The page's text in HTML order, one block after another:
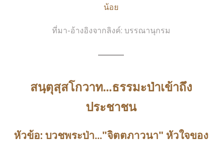
น้อย
ที่มา-อ้างอิงจากลิงค์: บรรณานุกรม
สนฺตุสฺสโกวาท...ธรรมะป่าเข้าถึง
ประชาชน
หัวข้อ: บวชพระป่า..."จิตตภาวนา" หัวใจของ